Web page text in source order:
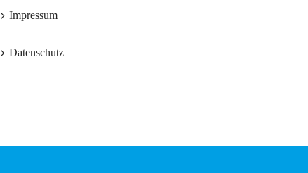
Impressum
Datenschutz